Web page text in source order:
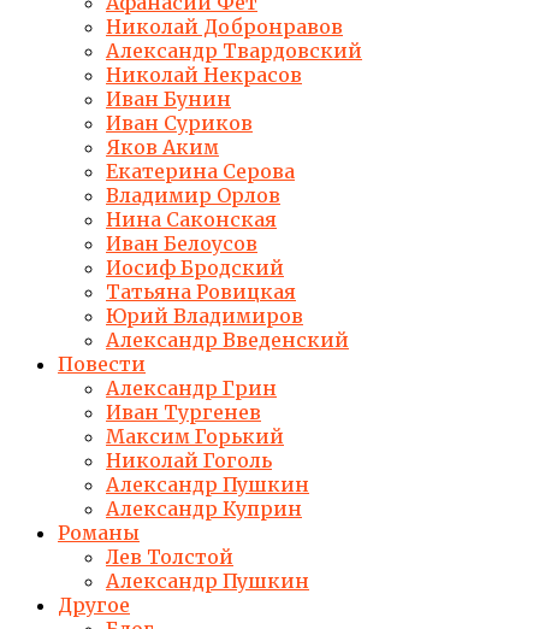
Николай Добронравов
Александр Твардовский
Николай Некрасов
Иван Бунин
Иван Суриков
Яков Аким
Екатерина Серова
Владимир Орлов
Нина Саконская
Иван Белоусов
Иосиф Бродский
Татьяна Ровицкая
Юрий Владимиров
Александр Введенский
Повести
Александр Грин
Иван Тургенев
Максим Горький
Николай Гоголь
Александр Пушкин
Александр Куприн
Романы
Лев Толстой
Александр Пушкин
Другое